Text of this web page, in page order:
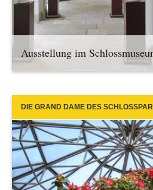
Ausstellung im
DIE GRAND DAME DES